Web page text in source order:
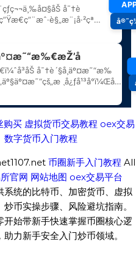
购买 虚拟货币交易教程 oex交易
数字货币入门教程
币圈新手入门教程 All
官网 网站地图 oex交易平台
统的比特币、加密货币、虚拟
币实操步骤、风险避坑指南。
始带新手快速掌握币圈核心逻
力新手安全入门炒币领域。